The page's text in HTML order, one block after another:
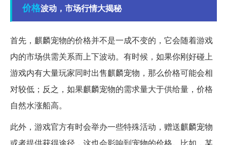
价格波动，市场行情大揭秘
首先，麒麟宠物的价格并不是一成不变的，它会随着游戏
内的市场供需关系而上下波动。有时候，如果你刚好碰上
游戏内有大量玩家同时出售麒麟宠物，那么价格可能会相
对较低；反之，如果麒麟宠物的需求量大于供给量，价格
自然水涨船高。
此外，游戏官方有时会举办一些特殊活动，赠送麒麟宠物
或者提供获得途径，这也会影响到宠物的价格。比如，某